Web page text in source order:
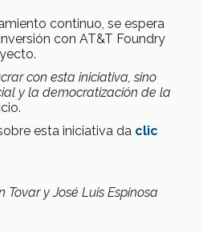
continuo, se espera
con AT&T Foundry
con esta iniciativa, sino
y la democratización de la
esta iniciativa da clic
y José Luis Espinosa